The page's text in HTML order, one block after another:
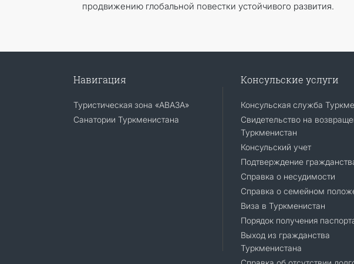
продвижению глобальной повестки устойчивого развития.
Навигация
Туристическая зона «АВАЗА»
Санатории Туркменистана
Консульские услуги
Консульская служба
Свидетельство на
Туркменистан
Консульский учет
Подтверждение
Справка о несудимости
Справка о семейном
Виза в Туркменистан
Порядок получения
Выход из гражданства
Туркменистана